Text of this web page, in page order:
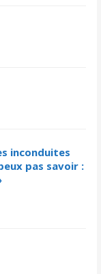
inconduites
pas savoir :